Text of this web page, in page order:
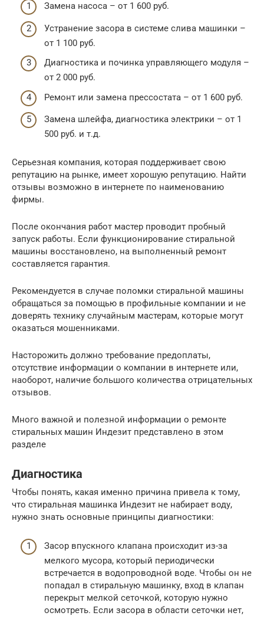
Замена насоса – от 1 600 руб.
Устранение засора в системе слива машинки –
от 1 100 руб.
Диагностика и починка управляющего модуля –
от 2 000 руб.
Ремонт или замена прессостата – от 1 600 руб.
Замена шлейфа, диагностика электрики – от 1
500 руб. и т.д.
Серьезная компания, которая поддерживает свою
репутацию на рынке, имеет хорошую репутацию. Найти
отзывы возможно в интернете по наименованию
фирмы.
После окончания работ мастер проводит пробный
запуск работы. Если функционирование стиральной
машины восстановлено, на выполненный ремонт
составляется гарантия.
Рекомендуется в случае поломки стиральной машины
обращаться за помощью в профильные компании и не
доверять технику случайным мастерам, которые могут
оказаться мошенниками.
Насторожить должно требование предоплаты,
отсутствие информации о компании в интернете или,
наоборот, наличие большого количества отрицательных
отзывов.
Много важной и полезной информации о ремонте
стиральных машин Индезит представлено в этом
разделе
Диагностика
Чтобы понять, какая именно причина привела к тому,
что стиральная машинка Индезит не набирает воду,
нужно знать основные принципы диагностики:
Засор впускного клапана происходит из-за
мелкого мусора, который периодически
встречается в водопроводной воде. Чтобы он не
попадал в стиральную машинку, вход в клапан
перекрыт мелкой сеточкой, которую нужно
осмотреть. Если засора в области сеточки нет,